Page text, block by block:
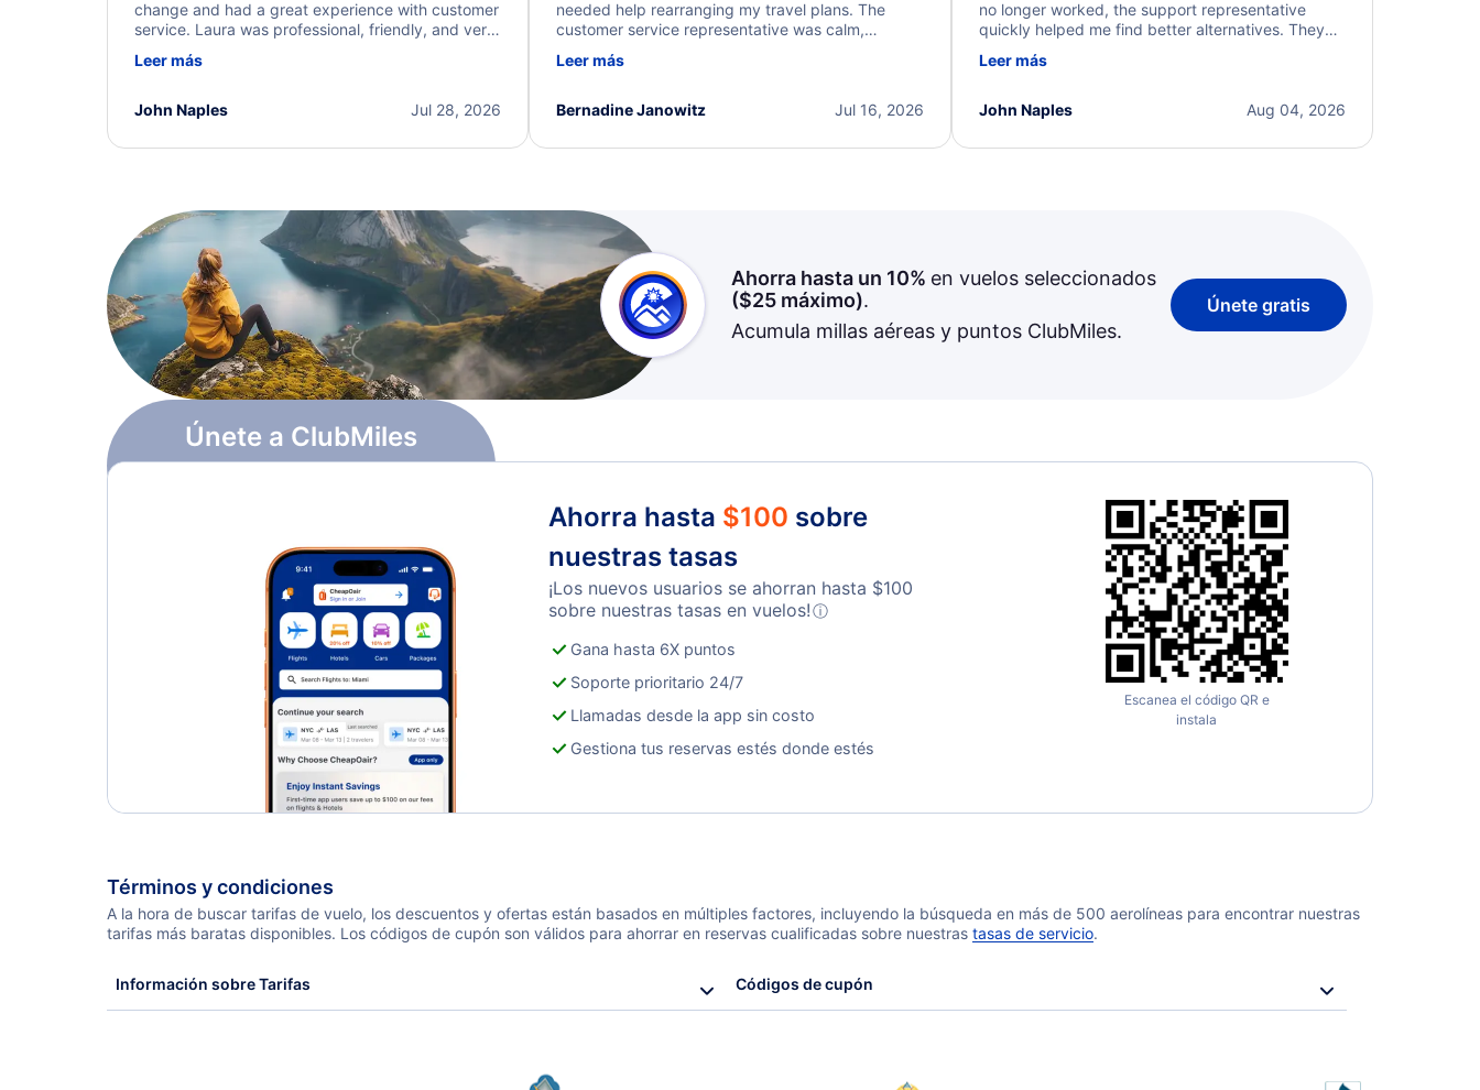
change and had a great experience with customer
service. Laura was professional, friendly, and very
a solution and kept me informed of the next steps.
Leer más
Jul 28, 2026
John Naples
needed help rearranging my travel plans. The
customer service representative was calm,
process. They quickly found alternative flight
I truly appreciate the excellent support and
Leer más
Jul 16, 2026
Bernadine Janowitz
no longer worked, the support representative
quickly helped me find better alternatives. They
beyond to resolve the issue. I'm grateful for the
Leer más
Aug 04, 2026
John Naples
Únete a ClubMiles
Ahorra hasta un 10% en vuelos seleccionados
($25máximo).
Acumula millas aéreas y puntos ClubMiles.
Únete gratis
Ahorra hasta $100 sobre
nuestras tasas
¡Los nuevos usuarios se ahorran hasta $100
sobre nuestras tasas en vuelos!ⓘ
Gana hasta 6X puntos
Soporte prioritario 24/7
Llamadas desde la app sin costo
Gestiona tus reservas estés donde estés
Escanea el código QR e
instala
Términos y condiciones
A la hora de buscar tarifas de vuelo, los descuentos y ofertas están basados en múltiples factores, incluyendo la búsqueda en más de 500 aerolíneas para encontrar nuestras
tarifas más baratas disponibles. Los códigos de cupón son válidos para ahorrar en reservas cualificadas sobre nuestras tasas de servicio.
Información sobre Tarifas Códigos de cupón